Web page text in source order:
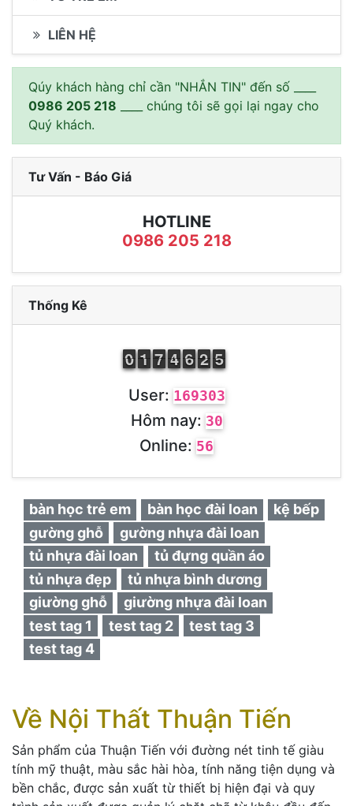
LIÊN HỆ
Qúy khách hàng chỉ cần "NHẮN TIN" đến số ____
0986 205 218 ____ chúng tôi sẽ gọi lại ngay cho
Quý khách.
Tư Vấn - Báo Giá
HOTLINE
0986 205 218
Thống Kê
9
0
0 1
1
1 6
7
7 3
4
4 5
6
6 1
2
2 4
5
5
User: 169303
Hôm nay: 30
Online: 56
bàn học trẻ em bàn học đài loan
kệ bếp
gường ghỗ
gường nhựa đài loan
tủ nhựa đài loan
tủ đựng quần áo
tủ nhựa đẹp
tủ nhựa bình dương
giường ghỗ
giường nhựa đài loan
test tag 1
test tag 2
test tag 3
test tag 4
Về Nội Thất Thuận Tiến
Sản phẩm của Thuận Tiến với đường nét tinh tế giàu
tính mỹ thuật, màu sắc hài hòa, tính năng tiện dụng và
bền chắc, được sản xuất từ thiết bị hiện đại và quy